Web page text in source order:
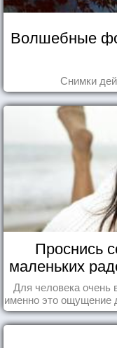
Волшебные
Снимки
Проснись
маленьких
Для человека очень
именно это ощущение
каждый